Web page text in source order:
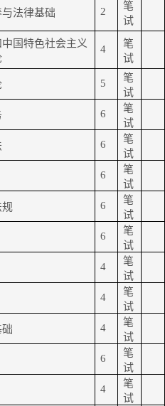
法律基础 2
笔
试
国特色社会主义
4
笔
试
5
笔
试
6
笔
试
6
笔
试
6
笔
试
规 6
笔
试
6
笔
试
4
笔
试
4
笔
试
4
笔
试
6
笔
试
4
笔
试